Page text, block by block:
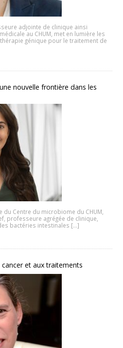
adjointe de clinique ainsi
au CHUM, met en lumière les
génique pour le traitement de
nouvelle frontière dans les
du Centre du microbiome du CHUM,
professeure agrégée de clinique,
bactéries intestinales […]
et aux traitements